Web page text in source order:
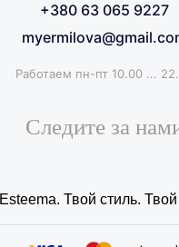
+380 63 065 9227
Работаем пн-пт 10.00 ...
Следите за
Esteema. Твой стиль.